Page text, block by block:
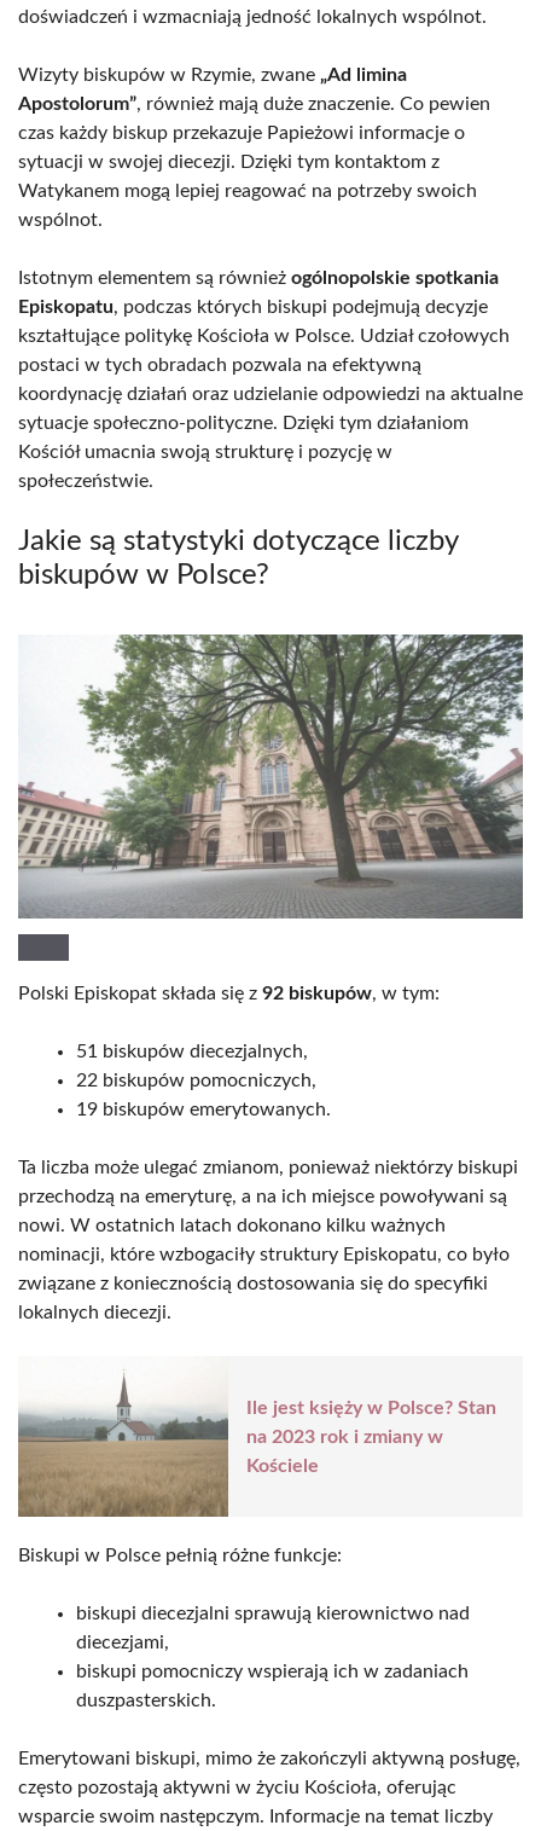
doświadczeń i wzmacniają jedność lokalnych wspólnot.
Wizyty biskupów w Rzymie, zwane „Ad limina
Apostolorum”, również mają duże znaczenie. Co pewien
czas każdy biskup przekazuje Papieżowi informacje o
sytuacji w swojej diecezji. Dzięki tym kontaktom z
Watykanem mogą lepiej reagować na potrzeby swoich
wspólnot.
Istotnym elementem są również ogólnopolskie spotkania
Episkopatu, podczas których biskupi podejmują decyzje
kształtujące politykę Kościoła w Polsce. Udział czołowych
postaci w tych obradach pozwala na efektywną
koordynację działań oraz udzielanie odpowiedzi na aktualne
sytuacje społeczno-polityczne. Dzięki tym działaniom
Kościół umacnia swoją strukturę i pozycję w
społeczeństwie.
Jakie są statystyki dotyczące liczby
biskupów w Polsce?
Polski Episkopat składa się z 92 biskupów, w tym:
51 biskupów diecezjalnych,
22 biskupów pomocniczych,
19 biskupów emerytowanych.
Ta liczba może ulegać zmianom, ponieważ niektórzy biskupi
przechodzą na emeryturę, a na ich miejsce powoływani są
nowi. W ostatnich latach dokonano kilku ważnych
nominacji, które wzbogaciły struktury Episkopatu, co było
związane z koniecznością dostosowania się do specyfiki
lokalnych diecezji.
Ile jest księży w Polsce? Stan
na 2023 rok i zmiany w
Kościele
Biskupi w Polsce pełnią różne funkcje:
biskupi diecezjalni sprawują kierownictwo nad
diecezjami,
biskupi pomocniczy wspierają ich w zadaniach
duszpasterskich.
Emerytowani biskupi, mimo że zakończyli aktywną posługę,
często pozostają aktywni w życiu Kościoła, oferując
wsparcie swoim następczym. Informacje na temat liczby